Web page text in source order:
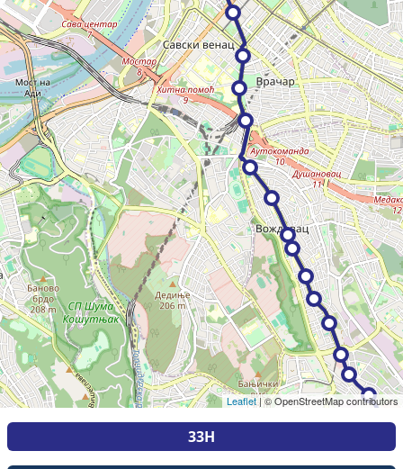
Leaflet|© OpenStreetMap contributors
33Н